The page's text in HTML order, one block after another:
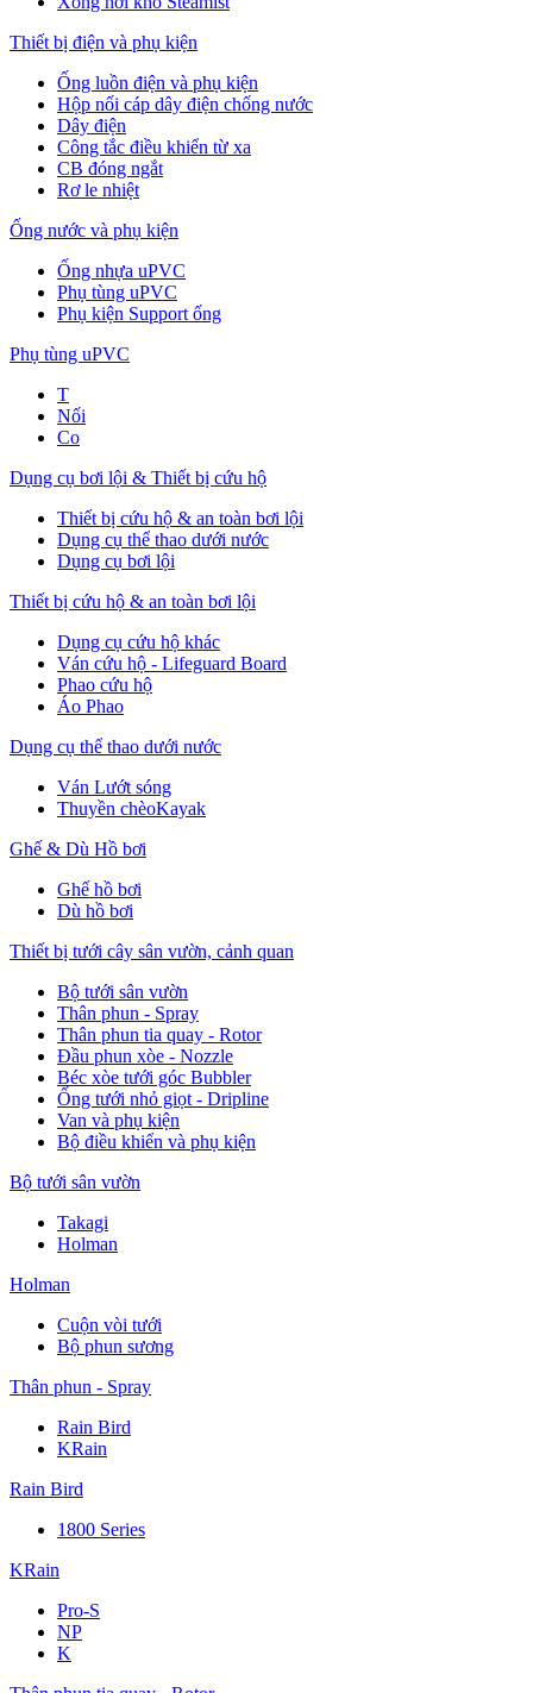
Thiết bị điện và phụ kiện
Ống luồn điện và phụ kiện
Hộp nối cáp dây điện chống nước
Dây điện
Công tắc điều khiển từ xa
CB đóng ngắt
Rơ le nhiệt
Ống nước và phụ kiện
Ống nhựa uPVC
Phụ tùng uPVC
Phụ kiện Support ống
Phụ tùng uPVC
T
Nối
Co
Dụng cụ bơi lội & Thiết bị cứu hộ
Thiết bị cứu hộ & an toàn bơi lội
Dụng cụ thể thao dưới nước
Dụng cụ bơi lội
Thiết bị cứu hộ & an toàn bơi lội
Dụng cụ cứu hộ khác
Ván cứu hộ - Lifeguard Board
Phao cứu hộ
Áo Phao
Dụng cụ thể thao dưới nước
Ván Lướt sóng
Thuyền chèoKayak
Ghế & Dù Hồ bơi
Ghế hồ bơi
Dù hồ bơi
Thiết bị tưới cây sân vườn, cảnh quan
Bộ tưới sân vườn
Thân phun - Spray
Thân phun tia quay - Rotor
Đầu phun xòe - Nozzle
Béc xòe tưới góc Bubbler
Ống tưới nhỏ giọt - Dripline
Van và phụ kiện
Bộ điều khiển và phụ kiện
Bộ tưới sân vườn
Takagi
Holman
Holman
Cuộn vòi tưới
Bộ phun sương
Thân phun - Spray
Rain Bird
KRain
Rain Bird
1800 Series
KRain
Pro-S
NP
K